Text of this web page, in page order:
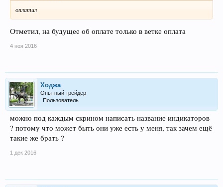
оплатил
Отметил, на будущее об оплате только в ветке оплата
4 ноя 2016
Ходжа
Опытный трейдер
Пользователь
можно под каждым скрином написать название индикаторов
? потому что может быть они уже есть у меня, так зачем ещё
такие же брать ?
1 дек 2016